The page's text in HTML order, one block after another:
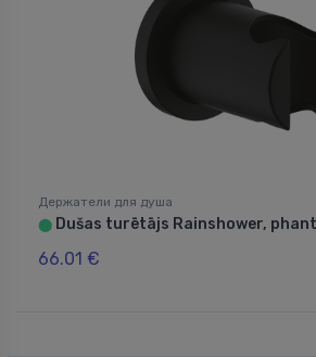
Держатели для душа
⬤ Dušas turētājs Rainshower,
66.01 €